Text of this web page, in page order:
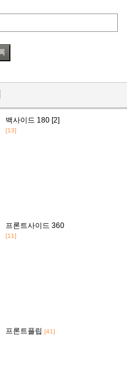
백사이드 180 [2]
[13]
프론트사이드 360
[11]
프론트플립 [41]